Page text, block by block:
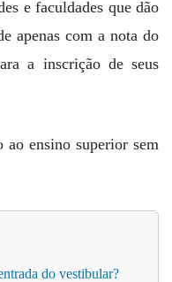
e faculdades que dão
apenas com a nota do
a inscrição de seus
ao ensino superior sem
do vestibular?